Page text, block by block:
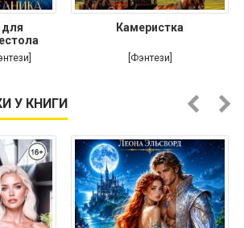
для
Камеристка
[Фэнтези]
У КНИГИ